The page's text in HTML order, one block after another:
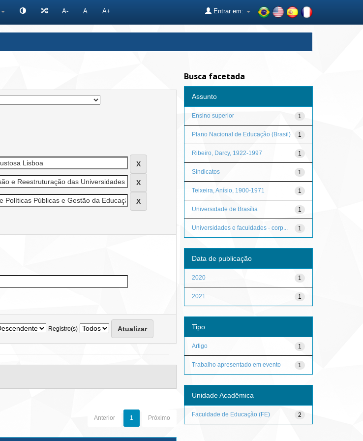
A- A A+ Entrar em:
Registro(s)
Anterior 1 Próximo
Busca facetada
Assunto
1
Ensino superior
1
Plano Nacional de Educação (Brasil)
1
Ribeiro, Darcy, 1922-1997
1
Sindicatos
1
Teixeira, Anísio, 1900-1971
1
Universidade de Brasília
1
Universidades e faculdades - corp...
Data de publicação
1
2020
1
2021
Tipo
1
Artigo
1
Trabalho apresentado em evento
Unidade Acadêmica
2
Faculdade de Educação (FE)